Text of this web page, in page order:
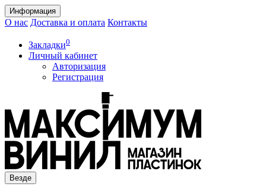
Информация
О нас Доставка и оплата Контакты
Закладки0
Личный кабинет
Авторизация
Регистрация
Везде